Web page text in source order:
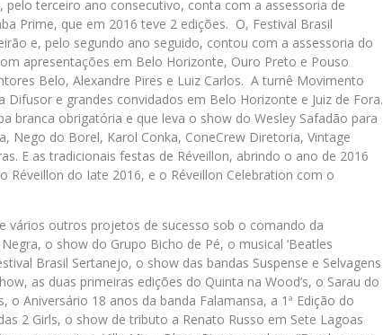
terceiro ano consecutivo, conta com a assessoria de
Prime, que em 2016 teve 2 edições. O, Festival Brasil
e, pelo segundo ano seguido, contou com a assessoria do
apresentações em Belo Horizonte, Ouro Preto e Pouso
Belo, Alexandre Pires e Luiz Carlos. A turnê Movimento
e grandes convidados em Belo Horizonte e Juiz de Fora.
branca obrigatória e que leva o show do Wesley Safadão para
Nego do Borel, Karol Conka, ConeCrew Diretoria, Vintage
E as tradicionais festas de Réveillon, abrindo o ano de 2016
do Iate 2016, e o Réveillon Celebration com o
vários outros projetos de sucesso sob o comando da
o show do Grupo Bicho de Pé, o musical ‘Beatles
Brasil Sertanejo, o show das bandas Suspense e Selvagens
as duas primeiras edições do Quinta na Wood’s, o Sarau do
Aniversário 18 anos da banda Falamansa, a 1ª Edição do
2 Girls, o show de tributo a Renato Russo em Sete Lagoas